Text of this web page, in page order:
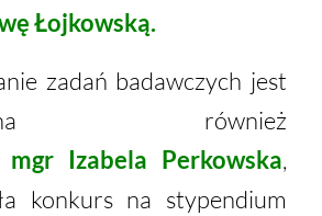
Łojkowską.
zadań badawczych jest
również
mgr Izabela Perkowska,
konkurs na stypendium